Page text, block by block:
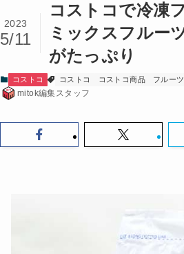
コストコで冷凍
ミックスフルー
がたっぷり
2023
5/11
コストコ コストコ コストコ商品 フルーツ
mitok編集スタッフ